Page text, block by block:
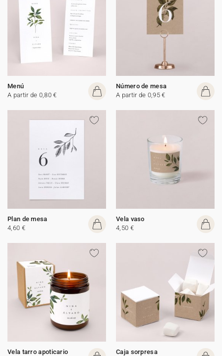
Menú
A partir de 0,80 €
Número de mesa
A partir de 0,95 €
Plan de mesa
4,60 €
Vela vaso
4,50 €
Vela tarro apoticario
Caja sorpresa